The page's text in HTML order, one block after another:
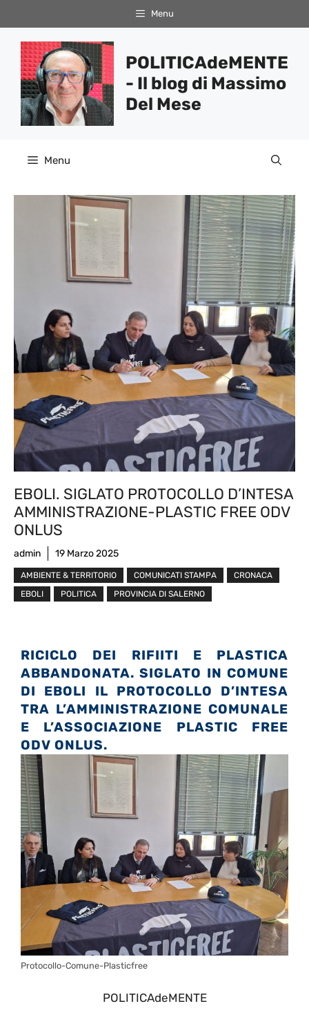
al
contenuto
Menu
POLITICAdeMENTE
- Il blog di Massimo
Del Mese
Menu
EBOLI. SIGLATO PROTOCOLLO D’INTESA
AMMINISTRAZIONE-PLASTIC FREE ODV
ONLUS
admin 19 Marzo 2025
AMBIENTE & TERRITORIO COMUNICATI STAMPA
CRONACA
EBOLI
POLITICA PROVINCIA DI SALERNO
RICICLO DEI RIFIITI E PLASTICA
ABBANDONATA. SIGLATO IN COMUNE
DI EBOLI IL PROTOCOLLO D’INTESA
TRA L’AMMINISTRAZIONE COMUNALE
E L’ASSOCIAZIONE PLASTIC FREE
ODV ONLUS.
Protocollo-Comune-Plasticfree
POLITICAdeMENTE